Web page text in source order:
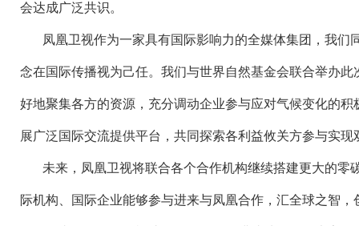
会达成广泛共识。
凤凰卫视作为一家具有国际影响力的全媒体集团，我们
念在国际传播视为己任。我们与世界自然基金会联合举办
好地聚集各方的资源，充分调动企业参与应对气候变化的
展广泛国际交流提供平台，共同探索各利益攸关方参与实
未来，凤凰卫视将联合各个合作机构继续搭建更大的零
际机构、国际企业能够参与进来与凤凰合作，汇全球之智